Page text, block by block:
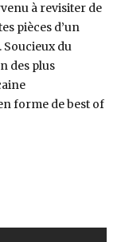
à revisiter de
pièces d’un
du
des plus
forme de best of